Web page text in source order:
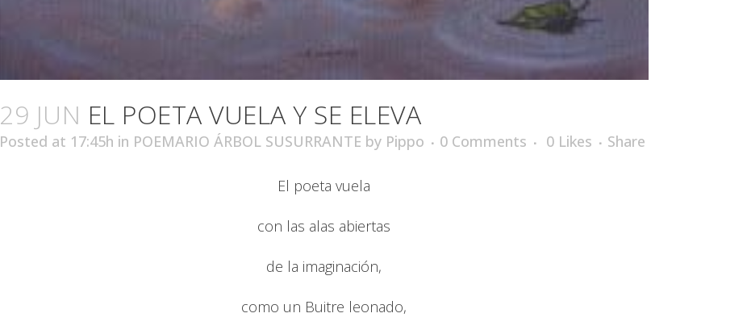
29 JUN EL POETA VUELA Y SE ELEVA
Posted at 17:45h in POEMARIO ÁRBOL SUSURRANTE by Pippo 0 Comments 0 Likes Share
El poeta vuela
con las alas abiertas
de la imaginación,
como un Buitre leonado,